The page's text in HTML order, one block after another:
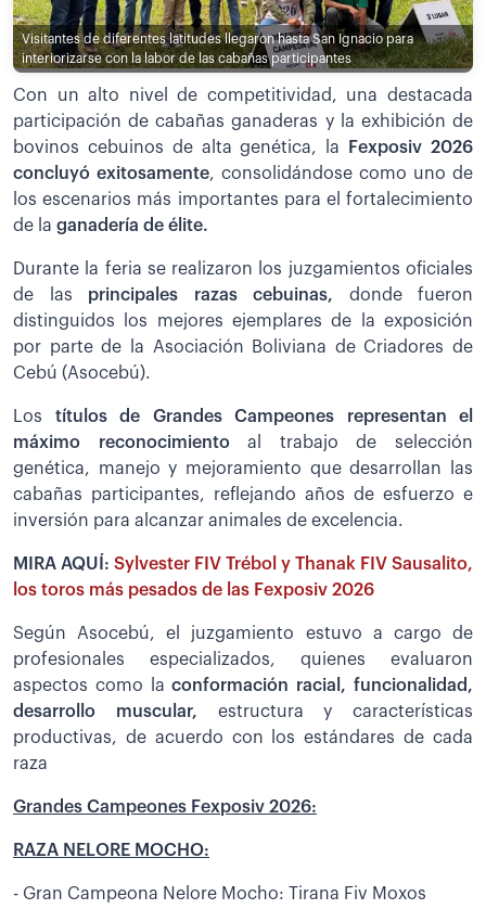
Visitantes de diferentes latitudes llegaron hasta San Ignacio para
interiorizarse con la labor de las cabañas participantes
Con un alto nivel de competitividad, una destacada
participación de cabañas ganaderas y la exhibición de
bovinos cebuinos de alta genética, la
Fexposiv 2026
concluyó exitosamente, consolidándose como uno de
los escenarios más importantes para el fortalecimiento
de la ganadería de élite.
Durante la feria se realizaron los juzgamientos oficiales
de las principales razas cebuinas, donde fueron
distinguidos los mejores ejemplares de la exposición
por parte de la Asociación Boliviana de Criadores de
Cebú (Asocebú).
Los títulos de Grandes Campeones representan el
máximo reconocimientoal trabajo de selección
genética, manejo y mejoramiento que desarrollan las
cabañas participantes, reflejando años de esfuerzo e
inversión para alcanzar animales de excelencia.
MIRA AQUÍ: Sylvester FIV Trébol y Thanak FIV Sausalito,
los toros más pesados de las Fexposiv 2026
Según Asocebú, el juzgamiento estuvo a cargo de
profesionales especializados, quienes evaluaron
aspectos como laconformación racial, funcionalidad,
desarrollo muscular, estructura y características
productivas, de acuerdo con los estándares de cada
raza
Grandes Campeones Fexposiv 2026:
RAZA NELORE MOCHO:
- Gran Campeona Nelore Mocho: Tirana Fiv Moxos